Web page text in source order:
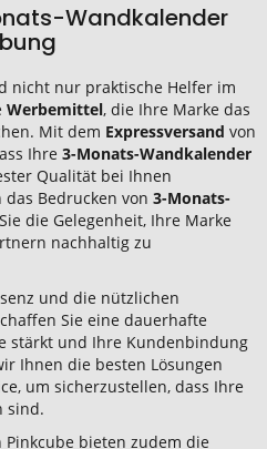
Wandkalender
nicht nur praktische Helfer im
Werbemittel, die Ihre Marke das
Mit dem Expressversand von
Ihre 3-Monats-Wandkalender
Qualität bei Ihnen
Bedrucken von 3-Monats-
die Gelegenheit, Ihre Marke
nachhaltig zu
und die nützlichen
Sie eine dauerhafte
stärkt und Ihre Kundenbindung
Ihnen die besten Lösungen
um sicherzustellen, dass Ihre
sind.
Pinkcube bieten zudem die